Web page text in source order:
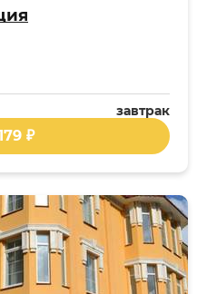
завтрак
₽